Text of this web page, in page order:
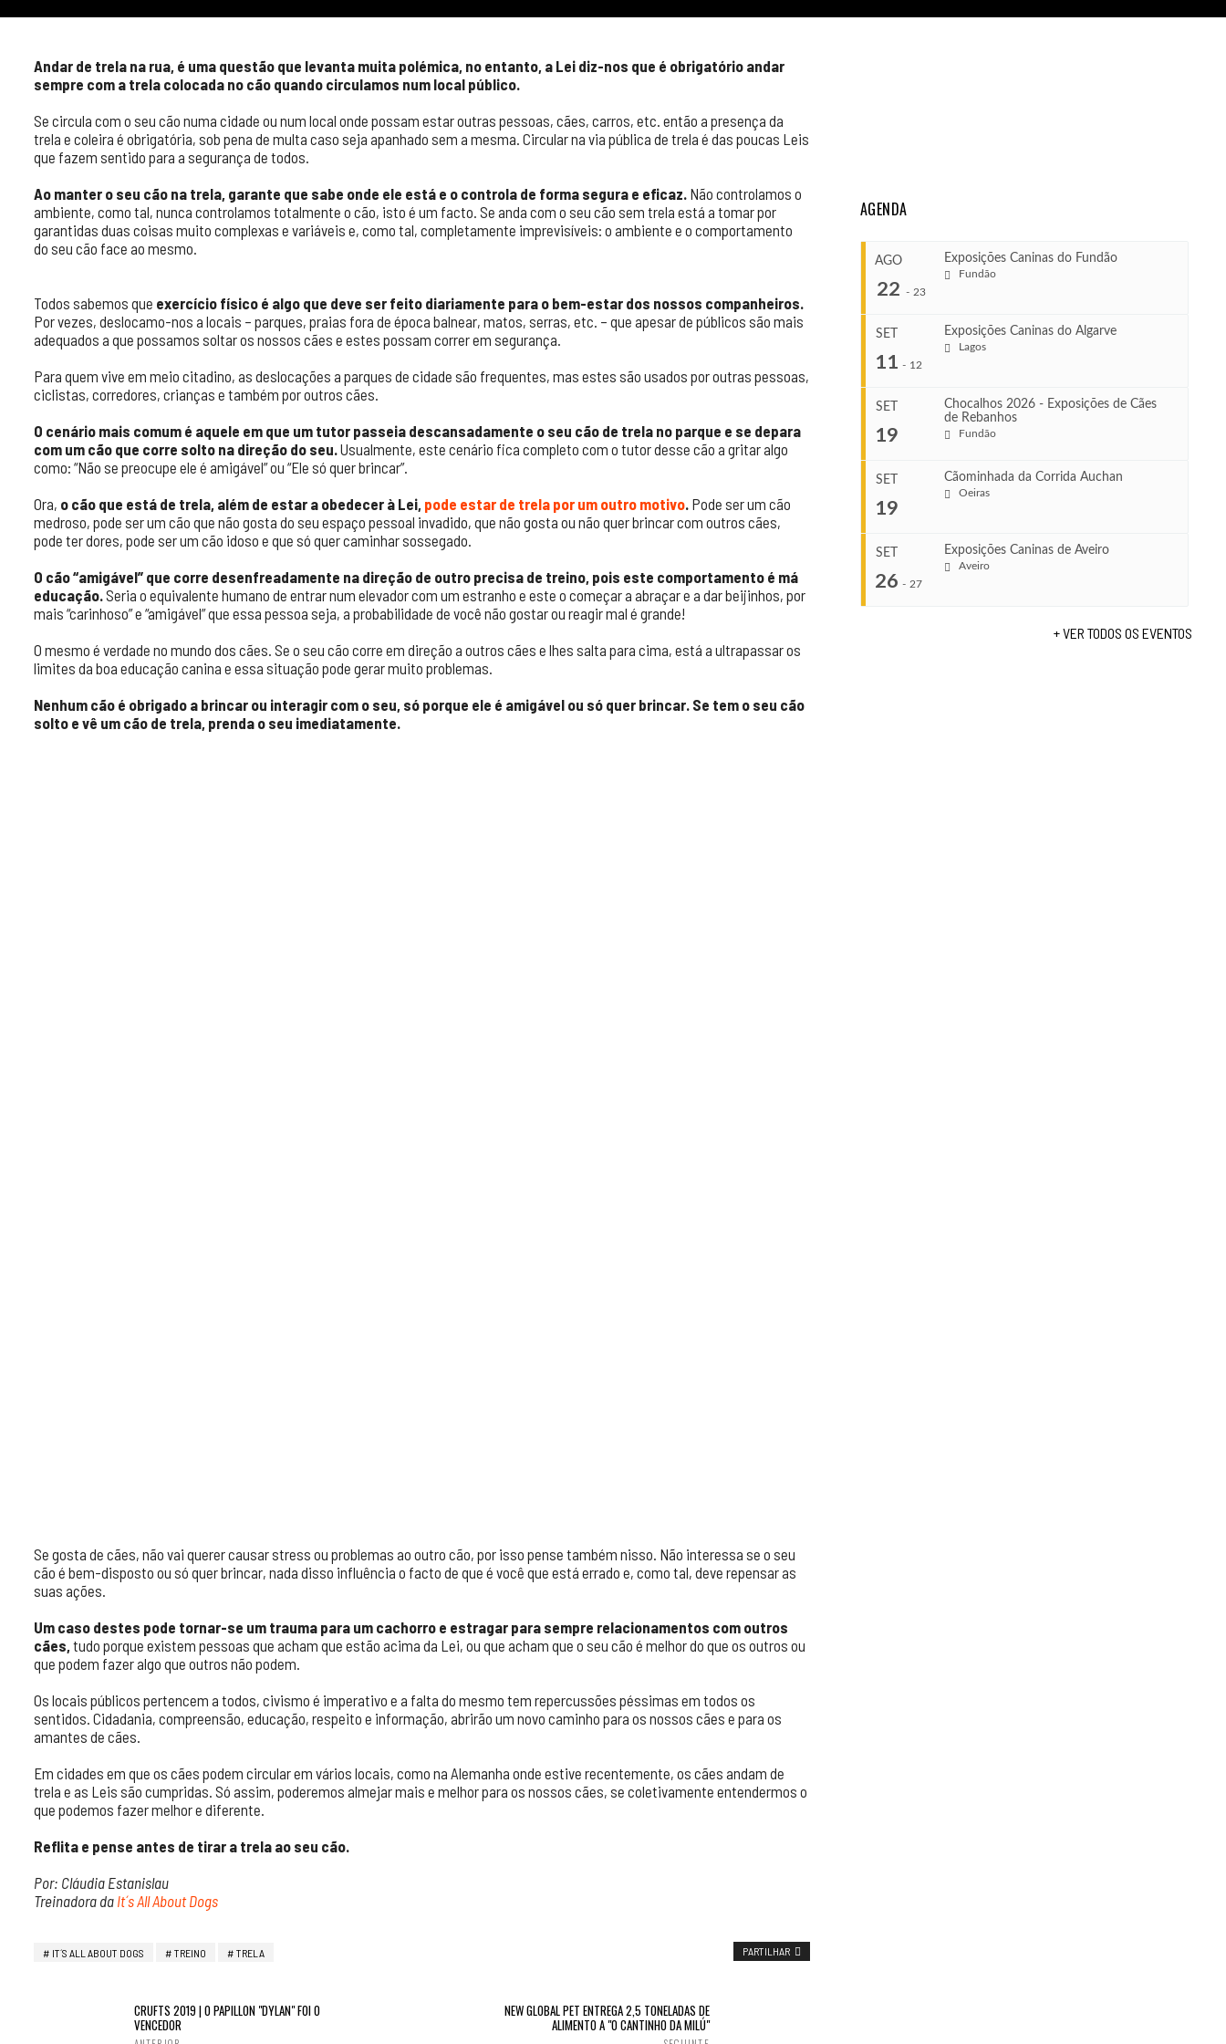
Andar de trela na rua, é uma questão que levanta muita polémica, no entanto, a Lei diz-nos que é obrigatório andar
sempre com a trela colocada no cão quando circulamos num local público.
Se circula com o seu cão numa cidade ou num local onde possam estar outras pessoas, cães, carros, etc. então a presença da
trela e coleira é obrigatória, sob pena de multa caso seja apanhado sem a mesma. Circular na via pública de trela é das poucas Leis
que fazem sentido para a segurança de todos.
Ao manter o seu cão na trela, garante que sabe onde ele está e o controla de forma segura e eficaz. Não controlamos o
ambiente, como tal, nunca controlamos totalmente o cão, isto é um facto. Se anda com o seu cão sem trela está a tomar por
garantidas duas coisas muito complexas e variáveis e, como tal, completamente imprevisíveis: o ambiente e o comportamento
do seu cão face ao mesmo.
Todos sabemos que exercício físico é algo que deve ser feito diariamente para o bem-estar dos nossos companheiros.
Por vezes, deslocamo-nos a locais – parques, praias fora de época balnear, matos, serras, etc. – que apesar de públicos são mais
adequados a que possamos soltar os nossos cães e estes possam correr em segurança.
Para quem vive em meio citadino, as deslocações a parques de cidade são frequentes, mas estes são usados por outras pessoas,
ciclistas, corredores, crianças e também por outros cães.
O cenário mais comum é aquele em que um tutor passeia descansadamente o seu cão de trela no parque e se depara
com um cão que corre solto na direção do seu.Usualmente, este cenário fica completo com o tutor desse cão a gritar algo
como: “Não se preocupe ele é amigável” ou “Ele só quer brincar”.
Ora, o cão que está de trela, além de estar a obedecer à Lei, pode estar de trela por um outro motivo. Pode ser um cão
medroso, pode ser um cão que não gosta do seu espaço pessoal invadido, que não gosta ou não quer brincar com outros cães,
pode ter dores, pode ser um cão idoso e que só quer caminhar sossegado.
O cão “amigável” que corre desenfreadamente na direção de outro precisa de treino, pois este comportamento é má
educação.Seria o equivalente humano de entrar num elevador com um estranho e este o começar a abraçar e a dar beijinhos, por
mais “carinhoso” e “amigável” que essa pessoa seja, a probabilidade de você não gostar ou reagir mal é grande!
O mesmo é verdade no mundo dos cães. Se o seu cão corre em direção a outros cães e lhes salta para cima, está a ultrapassar os
limites da boa educação canina e essa situação pode gerar muito problemas.
Nenhum cão é obrigado a brincar ou interagir com o seu, só porque ele é amigável ou só quer brincar. Se tem o seu cão
solto e vê um cão de trela, prenda o seu imediatamente.
Se gosta de cães, não vai querer causar stress ou problemas ao outro cão, por isso pense também nisso. Não interessa se o seu
cão é bem-disposto ou só quer brincar, nada disso influência o facto de que é você que está errado e, como tal, deve repensar as
suas ações.
Um caso destes pode tornar-se um trauma para um cachorro e estragar para sempre relacionamentos com outros
cães, tudo porque existem pessoas que acham que estão acima da Lei, ou que acham que o seu cão é melhor do que os outros ou
que podem fazer algo que outros não podem.
Os locais públicos pertencem a todos, civismo é imperativo e a falta do mesmo tem repercussões péssimas em todos os
sentidos. Cidadania, compreensão, educação, respeito e informação, abrirão um novo caminho para os nossos cães e para os
amantes de cães.
Em cidades em que os cães podem circular em vários locais, como na Alemanha onde estive recentemente, os cães andam de
trela e as Leis são cumpridas. Só assim, poderemos almejar mais e melhor para os nossos cães, se coletivamente entendermos o
que podemos fazer melhor e diferente.
Reflita e pense antes de tirar a trela ao seu cão.
Por: Cláudia Estanislau
Treinadora da It´s All About Dogs
IT´S ALL ABOUT DOGS TREINO TRELA PARTILHAR
CRUFTS 2019 | O PAPILLON "DYLAN" FOI O
VENCEDOR
NEW GLOBAL PET ENTREGA 2,5 TONELADAS DE
ALIMENTO A "O CANTINHO DA MILÚ"
AGENDA
AGO
22 - 23
Exposições Caninas do Fundão
Fundão
Ago 22, 2026
Ago 23, 2026
VENUE
SET
11 - 12
Exposições Caninas do Algarve
Lagos
Set 11, 2026
Set 12, 2026
VENUE
SET
19
Chocalhos 2026 - Exposições de Cães
de Rebanhos
Fundão
COMEÇA
SET
19
Cãominhada da Corrida Auchan
Oeiras
SET
26 - 27
Exposições Caninas de Aveiro
Aveiro
+ VER TODOS OS EVENTOS